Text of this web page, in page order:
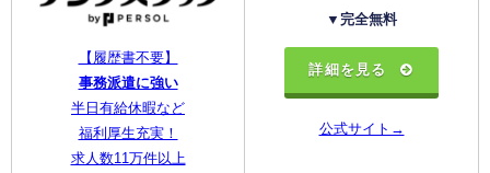
【履歴書不要】
事務派遣に強い
半日有給休暇など
福利厚生充実！
求人数11万件以上
▼完全無料
詳細を見る
公式サイト→